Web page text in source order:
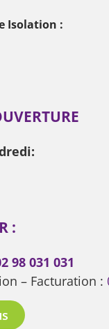
Isolation :
:
98 031 031
– Facturation :